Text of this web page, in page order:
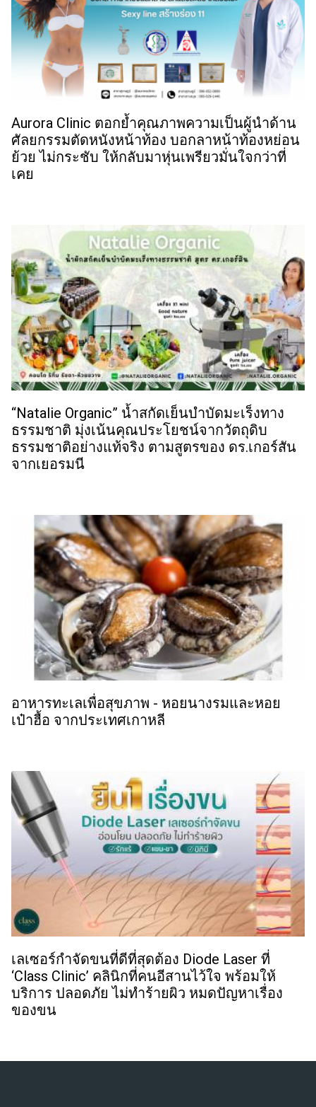
Aurora Clinic ตอกย้ำคุณภาพความเป็นผู้นำด้าน
ศัลยกรรมตัดหนังหน้าท้อง บอกลาหน้าท้องหย่อน
ย้วย ไม่กระชับ ให้กลับมาหุ่นเพรียวมั่นใจกว่าที่
เคย
“Natalie Organic” น้ำสกัดเย็นบำบัดมะเร็งทาง
ธรรมชาติ มุ่งเน้นคุณประโยชน์จากวัตถุดิบ
ธรรมชาติอย่างแท้จริง ตามสูตรของ ดร.เกอร์สัน
จากเยอรมนี
อาหารทะเลเพื่อสุขภาพ - หอยนางรมและหอย
เป๋าฮื้อ จากประเทศเกาหลี
เลเซอร์กำจัดขนที่ดีที่สุดต้อง Diode Laser ที่
‘Class Clinic’ คลินิกที่คนอีสานไว้ใจ พร้อมให้
บริการ ปลอดภัย ไม่ทำร้ายผิว หมดปัญหาเรื่อง
ของขน